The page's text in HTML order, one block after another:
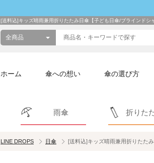
[送料込]キッズ晴雨兼用折りたたみ日傘【子ども日傘/ブラインドシ
ホーム 傘への想い 傘の選び方
雨傘 折りた
LINE DROPS 日傘 [送料込]キッズ晴雨兼用折りたた